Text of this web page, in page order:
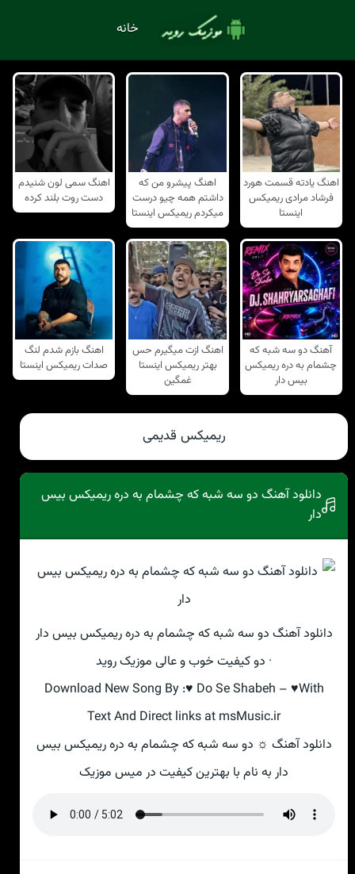
خانه
اهنگ یادته قسمت هورد
فرشاد مرادی ریمیکس
اینستا
اهنگ پیشرو من که
داشتم همه چیو درست
میکردم ریمیکس اینستا
اهنگ سمی لون شنیدم
دست روت بلند کرده
آهنگ دو سه شبه که
چشمام به دره ریمیکس
بیس دار
اهنگ ازت میگیرم حس
بهتر ریمیکس اینستا
غمگین
اهنگ بازم شدم لنگ
صدات ریمیکس اینستا
ریمیکس قدیمی
دانلود آهنگ دو سه شبه که چشمام به دره ریمیکس بیس
دار
دانلود آهنگ دو سه شبه که چشمام به دره ریمیکس بیس دار
· دو کیفیت خوب و عالی موزیک روید
Download New Song By :♥ Do Se Shabeh – ♥With
Text And Direct links at msMusic.ir
دانلود آهنگ ☼ دو سه شبه که چشمام به دره ریمیکس بیس
دار به نام با بهترین کیفیت در میس موزیک